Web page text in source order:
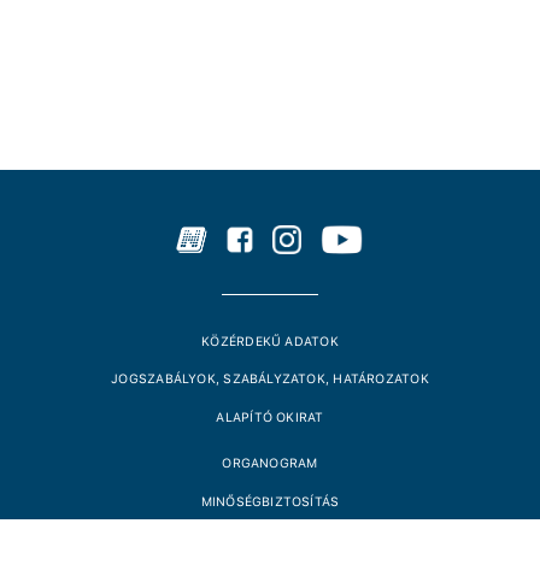
KÖZÉRDEKŰ ADATOK
JOGSZABÁLYOK, SZABÁLYZATOK, HATÁROZATOK
ALAPÍTÓ OKIRAT
ORGANOGRAM
MINŐSÉGBIZTOSÍTÁS